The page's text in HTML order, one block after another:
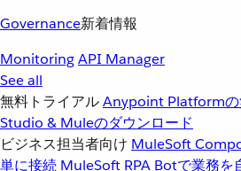
Governance新着情報
MonitoringAPI Manager
See all
無料トライアルAnypoint Platformの
Studio & Muleのダウンロード
ビジネス担当者向け MuleSoft
単に接続 MuleSoft RPA Botで業務を